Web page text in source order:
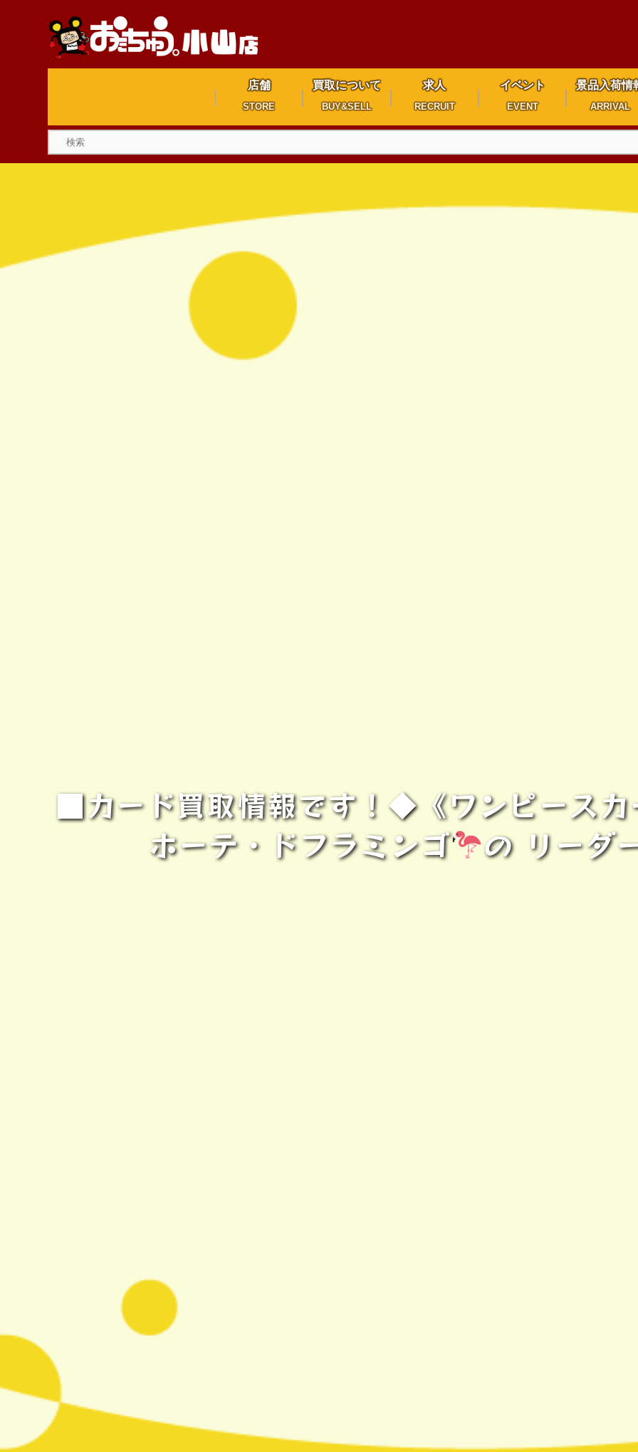
店舗
STORE
買取について
BUY&SELL
求人
RECRUIT
イベント
EVENT
景品入荷情
ARRIVAL
■カード買取情報です！◆《ワンピースカ
ホーテ・ドフラミンゴ
の リーダ